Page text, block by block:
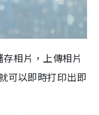
相片，上傳相片
可以即時打印出即